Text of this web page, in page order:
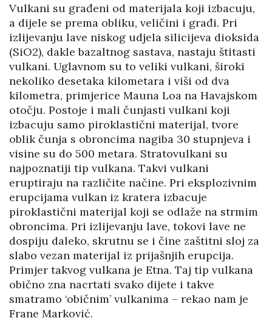
Vulkani su građeni od materijala koji izbacuju,
a dijele se prema obliku, veličini i građi. Pri
izlijevanju lave niskog udjela silicijeva dioksida
(SiO2), dakle bazaltnog sastava, nastaju štitasti
vulkani. Uglavnom su to veliki vulkani, široki
nekoliko desetaka kilometara i viši od dva
kilometra, primjerice Mauna Loa na Havajskom
otočju. Postoje i mali čunjasti vulkani koji
izbacuju samo piroklastični materijal, tvore
oblik čunja s obroncima nagiba 30 stupnjeva i
visine su do 500 metara. Stratovulkani su
najpoznatiji tip vulkana. Takvi vulkani
eruptiraju na različite načine. Pri eksplozivnim
erupcijama vulkan iz kratera izbacuje
piroklastični materijal koji se odlaže na strmim
obroncima. Pri izlijevanju lave, tokovi lave ne
dospiju daleko, skrutnu se i čine zaštitni sloj za
slabo vezan materijal iz prijašnjih erupcija.
Primjer takvog vulkana je Etna. Taj tip vulkana
obično zna nacrtati svako dijete i takve
smatramo ‘običnim’ vulkanima – rekao nam je
Frane Marković.